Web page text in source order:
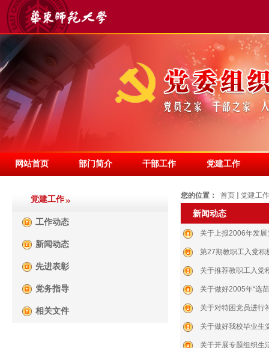
网站首页 部门简介 干部工作 党建工作
党建工作
工作动态
新闻动态
先进表彰
党务指导
相关文件
您的位置： 首页 党建工作
新闻动态
关于上报2006年发
第27期教职工入党积
关于推荐教职工入党
关于做好2005年“选
关于对特困党员进行
关于做好我校毕业生
关于开展专题组织生